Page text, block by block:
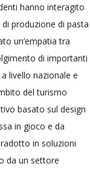
hanno interagito
produzione di pasta
un’empatia tra
di importanti
livello nazionale e
del turismo
basato sul design
in gioco e da
in soluzioni
da un settore